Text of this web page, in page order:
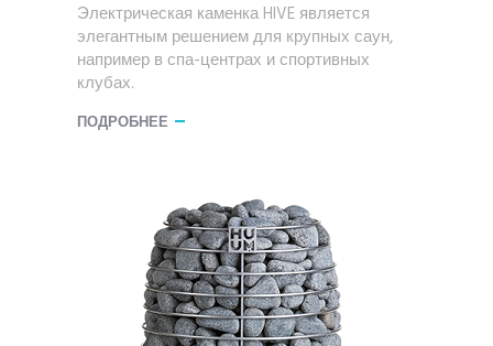
Электрическая каменка HIVE является
элегантным решением для крупных саун,
например в спа-центрах и спортивных
клубах.
ПОДРОБНЕЕ